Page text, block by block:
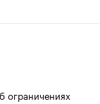
ограничениях